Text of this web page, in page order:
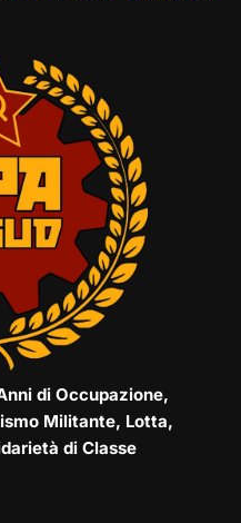
di Occupazione,
Militante, Lotta,
di Classe